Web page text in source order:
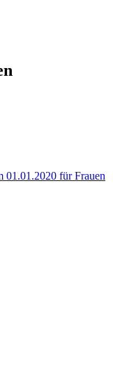
01.01.2020 für Frauen